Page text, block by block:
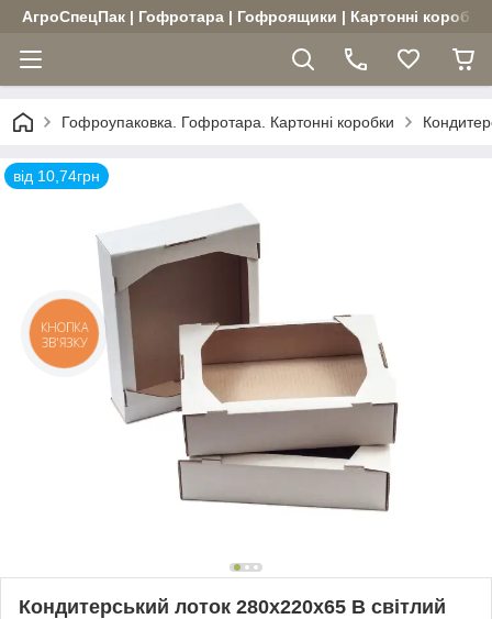
АгроСпецПак | Гофротара | Гофроящики | Картонні
Гофроупаковка. Гофротара. Картонні коробки
від 10,74грн
Кондитерський лоток 280х220х65 В світлий
КНОПКА
ЗВ'ЯЗКУ